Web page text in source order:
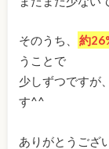
そのうち、 約
うことで
少しずつですが
す^^
ありがとうござ